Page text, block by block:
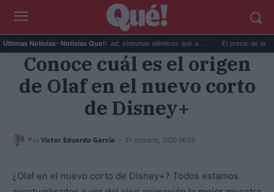
Últimas Noticias- Noticias Que!:
Calor extremo y ansiedad: síntomas idénticos que a... El precio de la
Conoce cuál es el origen
de Olaf en el nuevo corto
de Disney+
Por Victor Eduardo García - 31 octubre, 2020 06:05
¿Olaf en el nuevo corto de Disney+? Todos estamos